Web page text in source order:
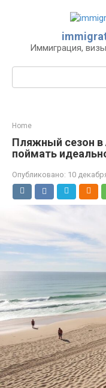
Иммиграция,
Home
Пляжный сезон в
поймать
Опубликовано: 10